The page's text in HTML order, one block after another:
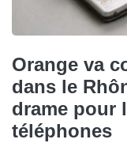
Orange va
dans le
drame pour
téléphones